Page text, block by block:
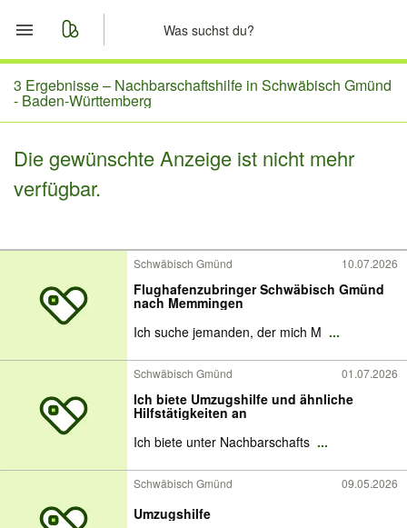
Start
Merkliste
Nachrichten
3 Ergebnisse – Nachbarschaftshilfe in Schwäbisch Gmünd
- Baden-Württemberg
Die gewünschte Anzeige ist nicht mehr
verfügbar.
Schwäbisch Gmünd 10.07.2026
Flughafenzubringer Schwäbisch Gmünd
nach Memmingen
Ich suche jemanden, der mich M ...
Schwäbisch Gmünd 01.07.2026
Ich biete Umzugshilfe und ähnliche
Hilfstätigkeiten an
Ich biete unter Nachbarschafts ...
Schwäbisch Gmünd 09.05.2026
Umzugshilfe